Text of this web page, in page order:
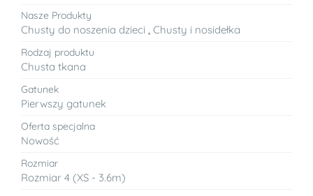
Nasze Produkty
Chusty do noszenia dzieci Chusty i nosidełka
Rodzaj produktu
Chusta tkana
Gatunek
Pierwszy gatunek
Oferta specjalna
Nowość
Rozmiar
Rozmiar 4 (XS - 3.6m)